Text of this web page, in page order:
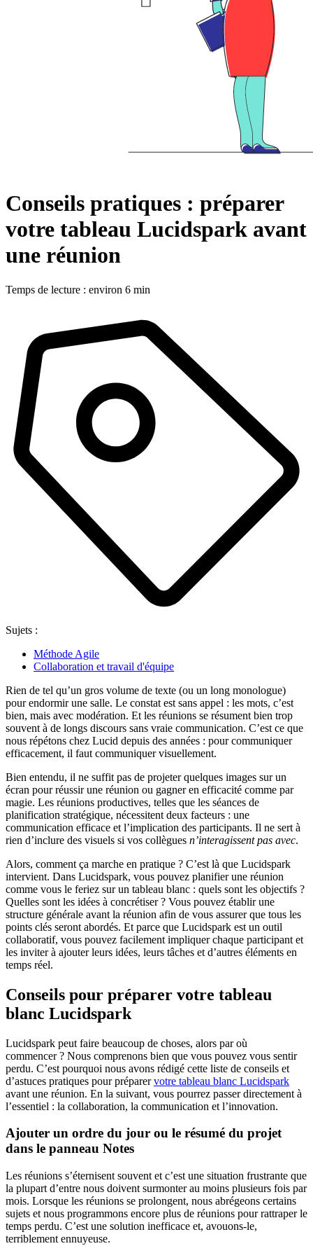
Conseils pratiques : préparer
votre tableau Lucidspark avant
une réunion
Temps de lecture : environ 6 min
Sujets :
Méthode Agile
Collaboration et travail d'équipe
Rien de tel qu’un gros volume de texte (ou un long monologue)
pour endormir une salle. Le constat est sans appel : les mots, c’est
bien, mais avec modération. Et les réunions se résument bien trop
souvent à de longs discours sans vraie communication. C’est ce que
nous répétons chez Lucid depuis des années : pour communiquer
efficacement, il faut communiquer visuellement.
Bien entendu, il ne suffit pas de projeter quelques images sur un
écran pour réussir une réunion ou gagner en efficacité comme par
magie. Les réunions productives, telles que les séances de
planification stratégique, nécessitent deux facteurs : une
communication efficace et l’implication des participants. Il ne sert à
rien d’inclure des visuels si vos collègues n’interagissent pas avec.
Alors, comment ça marche en pratique ? C’est là que Lucidspark
intervient. Dans Lucidspark, vous pouvez planifier une réunion
comme vous le feriez sur un tableau blanc : quels sont les objectifs ?
Quelles sont les idées à concrétiser ? Vous pouvez établir une
structure générale avant la réunion afin de vous assurer que tous les
points clés seront abordés. Et parce que Lucidspark est un outil
collaboratif, vous pouvez facilement impliquer chaque participant et
les inviter à ajouter leurs idées, leurs tâches et d’autres éléments en
temps réel.
Conseils pour préparer votre tableau
blanc Lucidspark
Lucidspark peut faire beaucoup de choses, alors par où
commencer ? Nous comprenons bien que vous pouvez vous sentir
perdu. C’est pourquoi nous avons rédigé cette liste de conseils et
d’astuces pratiques pour préparervotre tableau blanc Lucidspark
avant une réunion. En la suivant, vous pourrez passer directement à
l’essentiel : la collaboration, la communication et l’innovation.
Ajouter un ordre du jour ou le résumé du projet
dans le panneau Notes
Les réunions s’éternisent souvent et c’est une situation frustrante que
la plupart d’entre nous doivent surmonter au moins plusieurs fois par
mois. Lorsque les réunions se prolongent, nous abrégeons certains
sujets et nous programmons encore plus de réunions pour rattraper le
temps perdu. C’est une solution inefficace et, avouons-le,
terriblement ennuyeuse.